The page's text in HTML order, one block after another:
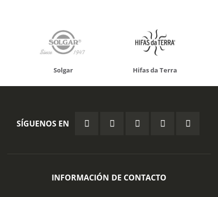
Solgar Hifas da Terra
SÍGUENOS EN
INFORMACIÓN DE CONTACTO